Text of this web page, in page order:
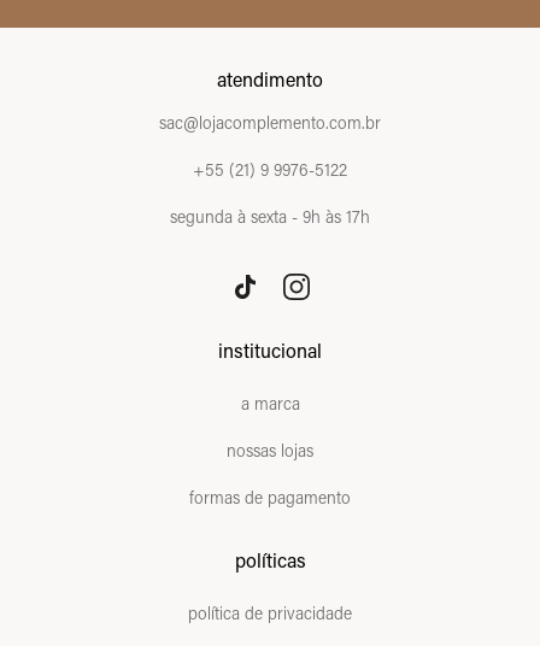
atendimento
sac@lojacomplemento.com.br
+55 (21) 9 9976-5122
segunda à sexta - 9h às 17h
institucional
a marca
nossas lojas
formas de pagamento
políticas
política de privacidade